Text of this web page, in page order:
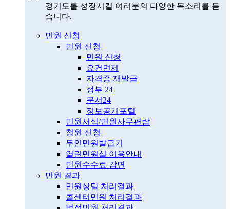
경기도를 성장시킬 여러분의 다양한 목소리를 듣
습니다.
민원 신청
민원 신청
민원 신청
요건면제
자격증 재발급
정부 24
문서24
정보공개포털
민원서식/민원사무편람
청원 신청
무인민원발급기
열린민원실 이용안내
민원수수료 감면
민원 결과
민원상담 처리결과
콜센터민원 처리결과